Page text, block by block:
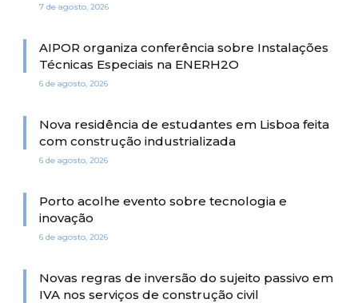
7 de agosto, 2026
AIPOR organiza conferência sobre Instalações
Técnicas Especiais na ENERH2O
6 de agosto, 2026
Nova residência de estudantes em Lisboa feita
com construção industrializada
6 de agosto, 2026
Porto acolhe evento sobre tecnologia e
inovação
6 de agosto, 2026
Novas regras de inversão do sujeito passivo em
IVA nos serviços de construção civil